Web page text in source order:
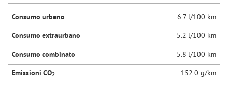
Consumo urbano 6.7 l/100 km
Consumo extraurbano 5.2 l/100 km
Consumo combinato 5.8 l/100 km
Emissioni CO2 152.0 g/km